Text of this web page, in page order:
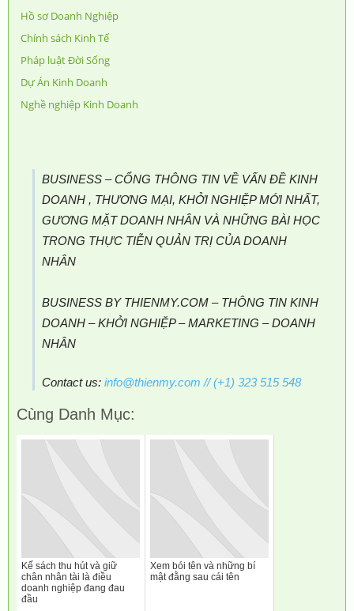
Hồ sơ Doanh Nghiệp
Chính sách Kinh Tế
Pháp luật Đời Sống
Dự Án Kinh Doanh
Nghề nghiệp Kinh Doanh
BUSINESS – CỔNG THÔNG TIN VỀ VẤN ĐỀ KINH
DOANH , THƯƠNG MẠI, KHỞI NGHIỆP MỚI NHẤT,
GƯƠNG MẶT DOANH NHÂN VÀ NHỮNG BÀI HỌC
TRONG THỰC TIỄN QUẢN TRỊ CỦA DOANH
NHÂN
BUSINESS BY THIENMY.COM – THÔNG TIN KINH
DOANH – KHỞI NGHIỆP – MARKETING – DOANH
NHÂN
Contact us: info@thienmy.com // (+1) 323 515 548
Cùng Danh Mục:
Kế sách thu hút và giữ
chân nhân tài là điều
doanh nghiệp đang đau
đầu
Xem bói tên và những bí
mật đằng sau cái tên